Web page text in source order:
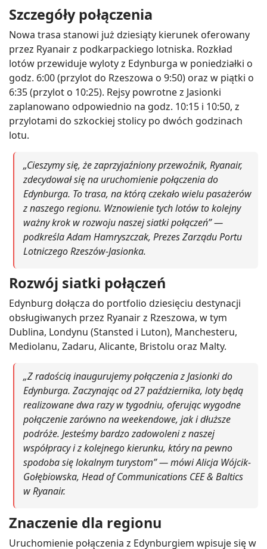
Szczegóły połączenia
Nowa trasa stanowi już dziesiąty kierunek oferowany
przez Ryanair z podkarpackiego lotniska. Rozkład
lotów przewiduje wyloty z Edynburga w poniedziałki o
godz. 6:00 (przylot do Rzeszowa o 9:50) oraz w piątki o
6:35 (przylot o 10:25). Rejsy powrotne z Jasionki
zaplanowano odpowiednio na godz. 10:15 i 10:50, z
przylotami do szkockiej stolicy po dwóch godzinach
lotu.
„Cieszymy się, że zaprzyjaźniony przewoźnik, Ryanair,
zdecydował się na uruchomienie połączenia do
Edynburga. To trasa, na którą czekało wielu pasażerów
z naszego regionu. Wznowienie tych lotów to kolejny
ważny krok w rozwoju naszej siatki połączeń” —
podkreśla Adam Hamryszczak, Prezes Zarządu Portu
Lotniczego Rzeszów-Jasionka.
Rozwój siatki połączeń
Edynburg dołącza do portfolio dziesięciu destynacji
obsługiwanych przez Ryanair z Rzeszowa, w tym
Dublina, Londynu (Stansted i Luton), Manchesteru,
Mediolanu, Zadaru, Alicante, Bristolu oraz Malty.
„Z radością inaugurujemy połączenia z Jasionki do
Edynburga. Zaczynając od 27 października, loty będą
realizowane dwa razy w tygodniu, oferując wygodne
połączenie zarówno na weekendowe, jak i dłuższe
podróże. Jesteśmy bardzo zadowoleni z naszej
współpracy i z kolejnego kierunku, który na pewno
spodoba się lokalnym turystom” — mówi Alicja Wójcik-
Gołębiowska, Head of Communications CEE & Baltics
w Ryanair.
Znaczenie dla regionu
Uruchomienie połączenia z Edynburgiem wpisuje się w